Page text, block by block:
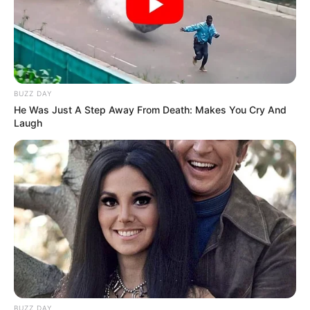
💠 Legitimidade do Congresso para legislar.
-ad4
BUZZ DAY
He Was Just A Step Away From Death: Makes You Cry And
Laugh
BUZZ DAY